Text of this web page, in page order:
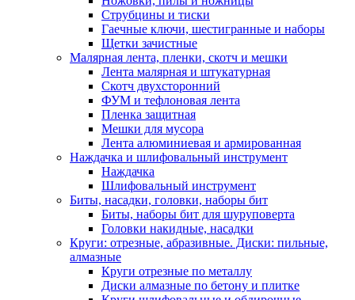
Струбцины и тиски
Гаечные ключи, шестигранные и наборы
Щетки зачистные
Малярная лента, пленки, скотч и мешки
Лента малярная и штукатурная
Скотч двухсторонний
ФУМ и тефлоновая лента
Пленка защитная
Мешки для мусора
Лента алюминиевая и армированная
Наждачка и шлифовальный инструмент
Наждачка
Шлифовальный инструмент
Биты, насадки, головки, наборы бит
Биты, наборы бит для шуруповерта
Головки накидные, насадки
Круги: отрезные, абразивные. Диски: пильные,
алмазные
Круги отрезные по металлу
Диски алмазные по бетону и плитке